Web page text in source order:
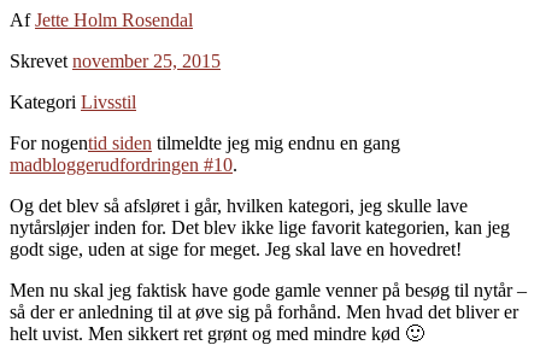
AfJette Holm Rosendal
Skrevet november 25, 2015
Kategori Livsstil
For nogentid siden tilmeldte jeg mig endnu en gang
madbloggerudfordringen #10.
Og det blev så afsløret i går, hvilken kategori, jeg skulle lave
nytårsløjer inden for. Det blev ikke lige favorit kategorien, kan jeg
godt sige, uden at sige for meget. Jeg skal lave en hovedret!
Men nu skal jeg faktisk have gode gamle venner på besøg til nytår –
så der er anledning til at øve sig på forhånd. Men hvad det bliver er
helt uvist. Men sikkert ret grønt og med mindre kød 🙂